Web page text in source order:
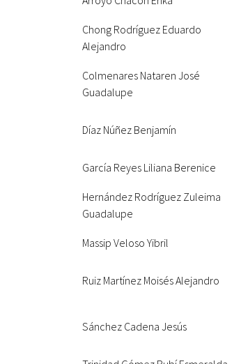
Chong Rodríguez Eduardo
Alejandro
Colmenares Nataren José
Guadalupe
Díaz Núñez Benjamín
García Reyes Liliana Berenice
Hernández Rodríguez Zuleima
Guadalupe
Massip Veloso Yibril
Ruiz Martínez Moisés Alejandro
Sánchez Cadena Jesús